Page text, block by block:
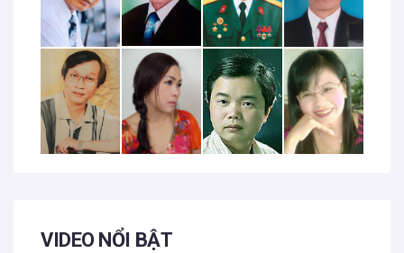
VIDEO NỔI BẬT